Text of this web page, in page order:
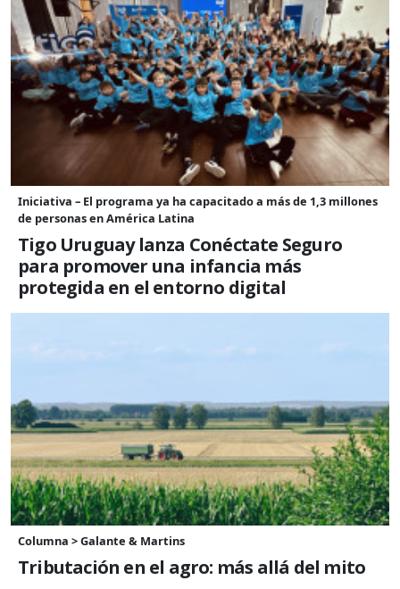
Iniciativa – El programa ya ha capacitado a más de 1,3 millones
de personas en América Latina
Tigo Uruguay lanza Conéctate Seguro
para promover una infancia más
protegida en el entorno digital
Columna > Galante & Martins
Tributación en el agro: más allá del mito